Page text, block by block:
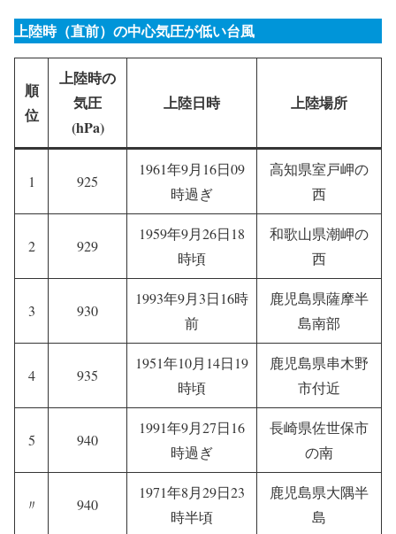
上陸時（直前）の中心気圧が低い台風
順
位
上陸時の
気圧
(hPa)
上陸日時 上陸場所
1 925
1961年9月16日09
時過ぎ
高知県室戸岬の
西
2 929
1959年9月26日18
時頃
和歌山県潮岬の
西
3 930
1993年9月3日16時
前
鹿児島県薩摩半
島南部
4 935
1951年10月14日19
時頃
鹿児島県串木野
市付近
5 940
1991年9月27日16
時過ぎ
長崎県佐世保市
の南
〃 940
1971年8月29日23
時半頃
鹿児島県大隅半
島